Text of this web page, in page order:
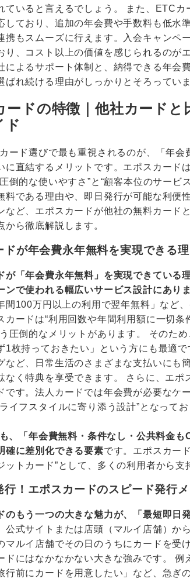
ていると言えるでしょう。 また、ETC
しており、追加の年会費や手数料も低水
携もスムーズに行えます。入会キャンペ
り、コスト以上の価値を感じられるのが
によるサポート体制と、納得できる年
ばれ続ける理由がしっかりとそろっていま
ードの特徴｜他社カードと
ド
ード選びで最も重視されるのが、「年
に直結するメリットです。エポスカード
倒的な使いやすさ”と“顧客本位のサービ
料である理由や、即日発行が可能な利便
など、エポスカードが他社の無料カード
から徹底解説します。
ドが年会費永年無料を実現できる
が「年会費永年無料」を実現できている
ンで使われる幅広いサービス設計にありま
間100万円以上の利用で翌年無料」など
カードは“利用回数や年間利用額に一切
圧倒的なメリットがあります。 そのた
1枚持っておきたい」という方にも最適
など、日常生活のさまざまな支払いにも
なく特典を享受できます。 さらに、エポ
です。法人カードでは年会費が必要なケ
ライフスタイルに寄り添う設計”となって
、「年会費無料・条件なし・公共料金
確に差別化できる要素です。エポスカー
ットカード”として、多くの利用者から支
行！エポスカードのスピード発行
のもう一つの大きな魅力が、「最短即日
公式サイトまたは店頭（マルイ店舗）か
マルイ店舗でその日のうちにカードを受
ドにはなかなかない大きな強みです。 例
行前にカードを用意したい」など、急ぎ